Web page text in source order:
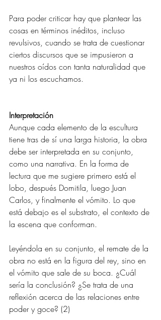
Para poder criticar hay que plantear las
cosas en términos inéditos, incluso
revulsivos, cuando se trata de cuestionar
ciertos discursos que se impusieron a
nuestros oídos con tanta naturalidad que
ya ni los escuchamos.
Interpretación
Aunque cada elemento de la escultura
tiene tras de sí una larga historia, la obra
debe ser interpretada en su conjunto,
como una narrativa. En la forma de
lectura que me sugiere primero está el
lobo, después Domitila, luego Juan
Carlos, y finalmente el vómito. Lo que
está debajo es el substrato, el contexto de
la escena que conforman.
Leyéndola en su conjunto, el remate de la
obra no está en la figura del rey, sino en
el vómito que sale de su boca. ¿Cuál
sería la conclusión? ¿Se trata de una
reflexión acerca de las relaciones entre
poder y goce? (2)